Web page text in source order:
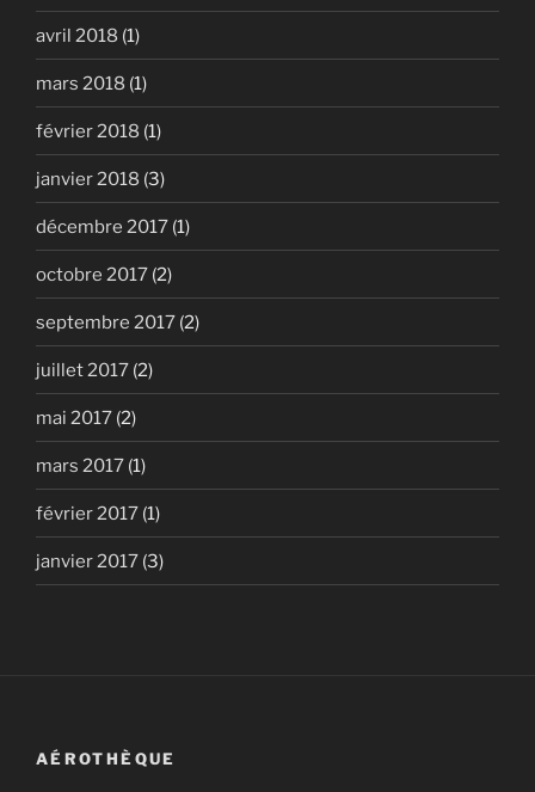
avril 2018 (1)
mars 2018 (1)
février 2018 (1)
janvier 2018 (3)
décembre 2017 (1)
octobre 2017 (2)
septembre 2017 (2)
juillet 2017 (2)
mai 2017 (2)
mars 2017 (1)
février 2017 (1)
janvier 2017 (3)
AÉROTHÈQUE